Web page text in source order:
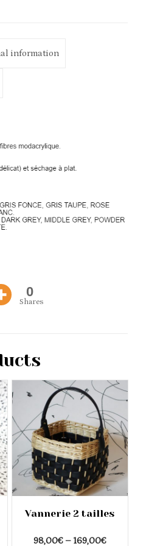
information
0
Shares
Vannerie 2 tailles
98,00€ – 169,00€Price